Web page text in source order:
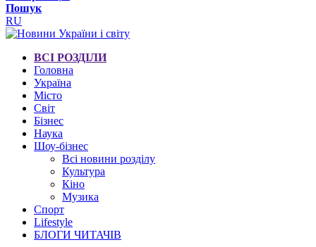
Пошук
RU
ВСІ РОЗДІЛИ
Головна
Україна
Місто
Світ
Бізнес
Наука
Шоу-бізнес
Всі новини розділу
Культура
Кіно
Музика
Спорт
Lifestyle
БЛОГИ ЧИТАЧІВ